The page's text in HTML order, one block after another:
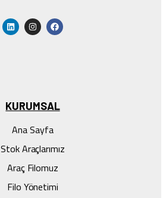
KURUMSAL
Ana Sayfa
Stok Araçlarımız
Araç Filomuz
Filo Yönetimi